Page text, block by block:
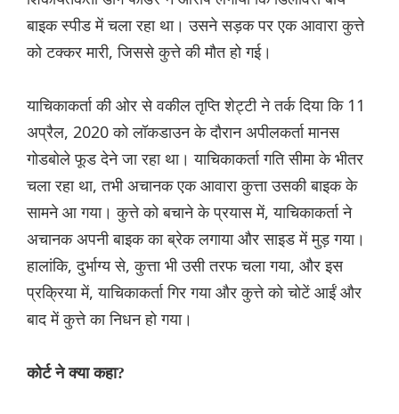
बाइक स्पीड में चला रहा था। उसने सड़क पर एक आवारा कुत्ते
को टक्कर मारी, जिससे कुत्ते की मौत हो गई।
याचिकाकर्ता की ओर से वकील तृप्ति शेट्टी ने तर्क दिया कि 11
अप्रैल, 2020 को लॉकडाउन के दौरान अपीलकर्ता मानस
गोडबोले फूड देने जा रहा था। याचिकाकर्ता गति सीमा के भीतर
चला रहा था, तभी अचानक एक आवारा कुत्ता उसकी बाइक के
सामने आ गया। कुत्ते को बचाने के प्रयास में, याचिकाकर्ता ने
अचानक अपनी बाइक का ब्रेक लगाया और साइड में मुड़ गया।
हालांकि, दुर्भाग्य से, कुत्ता भी उसी तरफ चला गया, और इस
प्रक्रिया में, याचिकाकर्ता गिर गया और कुत्ते को चोटें आईं और
बाद में कुत्ते का निधन हो गया।
कोर्ट ने क्या कहा?